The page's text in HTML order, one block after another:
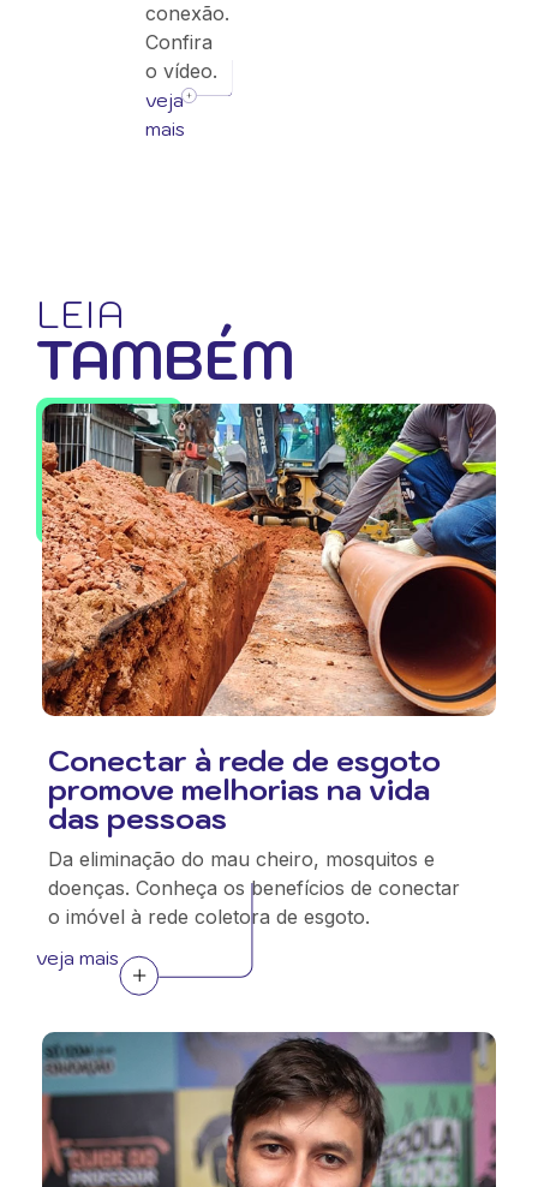
conexão.
Confira
o vídeo.
veja
mais
LEIA
TAMBÉM
Conectar à rede de esgoto
promove melhorias na vida
das pessoas
Da eliminação do mau cheiro, mosquitos e
doenças. Conheça os benefícios de conectar
o imóvel à rede coletora de esgoto.
veja mais